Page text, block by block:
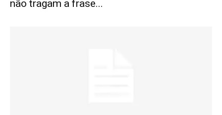
não tragam a frase...